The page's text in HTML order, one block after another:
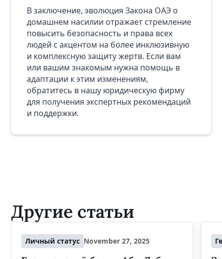
В заключение, эволюция Закона ОАЭ о
домашнем насилии отражает стремление
повысить безопасность и права всех
людей с акцентом на более инклюзивную
и комплексную защиту жертв. Если вам
или вашим знакомым нужна помощь в
адаптации к этим изменениям,
обратитесь в нашу юридическую фирму
для получения экспертных рекомендаций
и поддержки.
Другие статьи
Личный статус November 27, 2025